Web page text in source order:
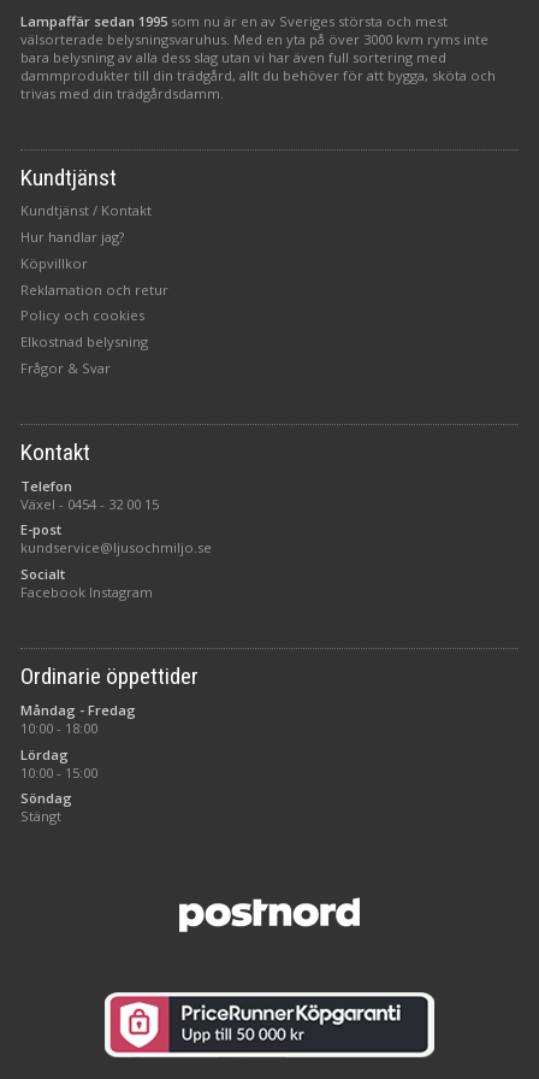
Lampaffär sedan 1995 som nu är en av Sveriges största och mest
välsorterade belysningsvaruhus. Med en yta på över 3000 kvm ryms inte
bara belysning av alla dess slag utan vi har även full sortering med
dammprodukter till din trädgård, allt du behöver för att bygga, sköta och
trivas med din trädgårdsdamm.
Kundtjänst
Kundtjänst / Kontakt
Hur handlar jag?
Köpvillkor
Reklamation och retur
Policy och cookies
Elkostnad belysning
Frågor & Svar
Kontakt
Telefon
Växel - 0454 - 32 00 15
E-post
kundservice@ljusochmiljo.se
Socialt
Facebook Instagram
Ordinarie öppettider
Måndag - Fredag
10:00 - 18:00
Lördag
10:00 - 15:00
Söndag
Stängt